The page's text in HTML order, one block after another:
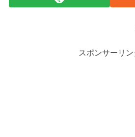
スポンサーリン